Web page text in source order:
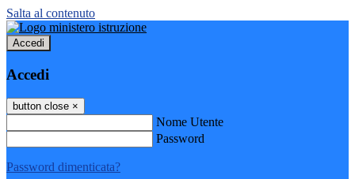
Salta al contenuto
Accedi
Accedi
button close ×
Nome Utente
Password
Password dimenticata?